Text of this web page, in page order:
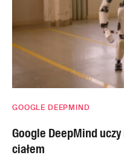
GOOGLE DEEPMIND
Google DeepMind
ciałem